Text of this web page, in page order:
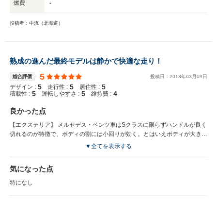
燃費 -
投稿者：中流（北海道）
熟成の進んだ最終モデルは静かで快適な走り！
総合評価 5 投稿日： 2013年03 月09日
デザイン : 5 走行性 : 5 居住性 : 5
積載性 : 5 運転しやすさ : 5 維持費 : 4
良かった点
【エクステリア】 メルセデス・ベンツ車はSクラスに限らずハンドルが良く
切れるのが特徴で、ボディの割には小回りが効く。とはいえボディが大きい
ので最小回転半径の数値は5.8mに達する。大型セダンの中で良いほうだ
ライトを採用するなど、見た目も変わった印象だ。 【インテリア】 サイズ
の余裕もあって室内空間は広い。前席はもちろんのこと、後席にも大人がゆ
▼全てを表示する
気になった点
特になし